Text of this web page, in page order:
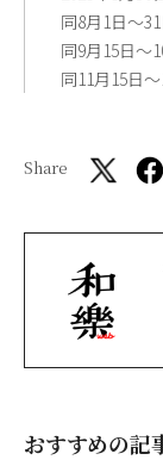
同8月1日～
同9月15日～
同11月15日
Share
おすすめの記